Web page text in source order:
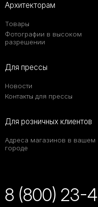
Архитекторам
Товары
Фотографии в высоком
разрешении
Для прессы
Новости
Контакты для прессы
Для розничных клиентов
Адреса магазинов в вашем
городе
8 (800) 23-